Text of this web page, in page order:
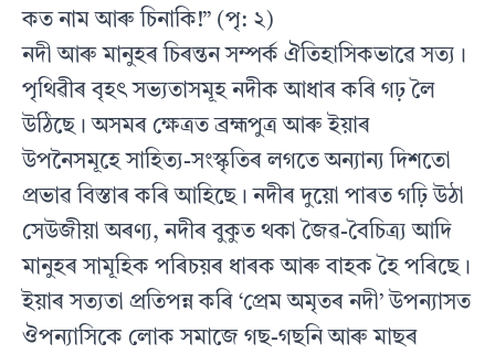
কত নাম আৰু চিনাকি!” (পৃ: ২)
নদী আৰু মানুহৰ চিৰন্তন সম্পৰ্ক ঐতিহাসিকভাৱে সত্য।
পৃথিৱীৰ বৃহৎ সভ্যতাসমূহ নদীক আধাৰ কৰি গঢ় লৈ
উঠিছে। অসমৰ ক্ষেত্ৰত ব্ৰহ্মপুত্ৰ আৰু ইয়াৰ
উপনৈসমূহে সাহিত্য-সংস্কৃতিৰ লগতে অন্যান্য দিশতো
প্ৰভাৱ বিস্তাৰ কৰি আহিছে। নদীৰ দুয়ো পাৰত গঢ়ি উঠা
সেউজীয়া অৰণ্য, নদীৰ বুকুত থকা জৈৱ-বৈচিত্ৰ্য আদি
মানুহৰ সামূহিক পৰিচয়ৰ ধাৰক আৰু বাহক হৈ পৰিছে।
ইয়াৰ সত্যতা প্ৰতিপন্ন কৰি ‘প্ৰেম অমৃতৰ নদী’ উপন্যাসত
ঔপন্যাসিকে লোক সমাজে গছ-গছনি আৰু মাছৰ